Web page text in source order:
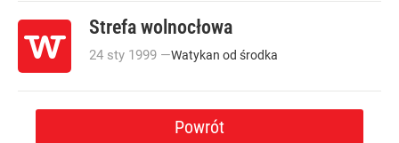
Strefa wolnocłowa
24 sty 1999 —Watykan od środka
Powrót